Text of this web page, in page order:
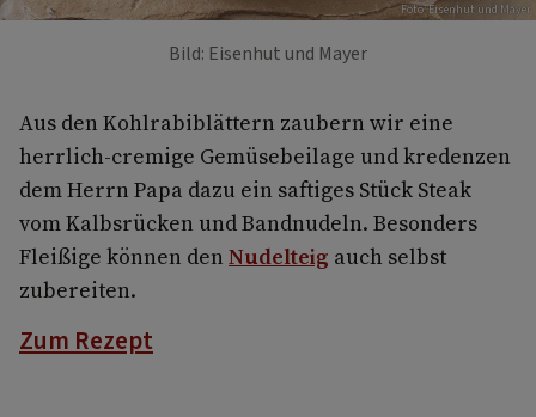
Foto: Eisenhut und Mayer
Bild: Eisenhut und Mayer
Aus den Kohlrabiblättern zaubern wir eine
herrlich-cremige Gemüsebeilage und kredenzen
dem Herrn Papa dazu ein saftiges Stück Steak
vom Kalbsrücken und Bandnudeln. Besonders
Fleißige können den Nudelteig auch selbst
zubereiten.
Zum Rezept